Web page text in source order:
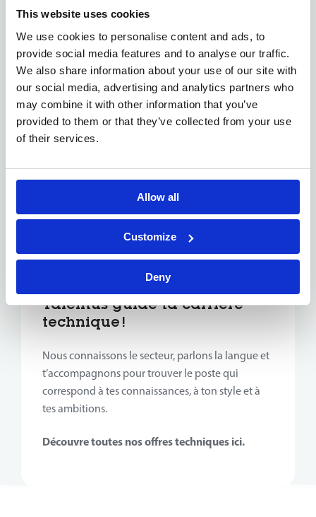
This website uses cookies
We use cookies to personalise content and ads, to
provide social media features and to analyse our traffic.
We also share information about your use of our site with
our social media, advertising and analytics partners who
may combine it with other information that you’ve
provided to them or that they’ve collected from your use
of their services.
Allow all
Customize
Deny
technique ?
Sécurité de l’emploi: un secteur stable et
essentiel.
Variété au quotidien : chaque jour apporte
de nouveaux défis.
Évolution possible: vers le leadership, la
spécialisation ou l’ingénierie avancée.
Tes compétences comptent
plus que ton diplôme
Toutes les entreprises ne recherchent pas un
diplôme spécifique. Beaucoup investissent dans
la formation interne et accompagnent ton
développement technique.
Talentus guide ta carrière
technique !
Nous connaissons le secteur, parlons la langue et
t’accompagnons pour trouver le poste qui
correspond à tes connaissances, à ton style et à
tes ambitions.
Découvre toutes nos offres techniques ici.